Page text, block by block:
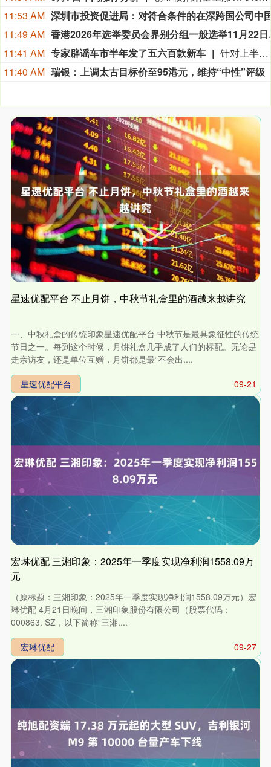
11:53 AM
11:49 AM
香港
11:41 AM 专家辟谣车市半年发了五六百款新车
针对上半年上市新车超500款的行业热议数据，中国汽车流通协会专家李颜伟今日在社交平台上表示，2026年1-6月国内全新车型仅约165款，市面流传500至600款的说法并不严谨。 李颜伟解释，500多款是车型+各类配置、衍生款的合并统计。“比如新上市一款车型，有三个配置，这可以算作是1款车型，3个款型；如果上半年这165款车型，加上不同配置，或许能有500~600个款型；但是说成500-600款车型就不严谨了。” 此前多家媒体采用宽口径统计，称1-5月新车550款、上半年超600款，引发行业内卷讨论。（一财）
11:40 AM 瑞银：上调太古目标价至95港元，维持“中性”评级
星速优配平台 不止月饼，中秋节礼盒里的酒越来越讲究
一、中秋礼盒的传统印象星速优配平台 中秋节是最具象征性的传统
节日之一。每到这个时候，月饼礼盒几乎成了人们的标配。无论是
走亲访友，还是单位互赠，月饼都是最“不会出....
09-21
星速优配平台
宏琳优配 三湘印象：2025年一季度实现净利润1558.09万
元
（原标题：三湘印象：2025年一季度实现净利润1558.09万元）宏
琳优配 4月21日晚间，三湘印象股份有限公司（股票代码：
000863. SZ，以下简称“三湘....
09-27
宏琳优配